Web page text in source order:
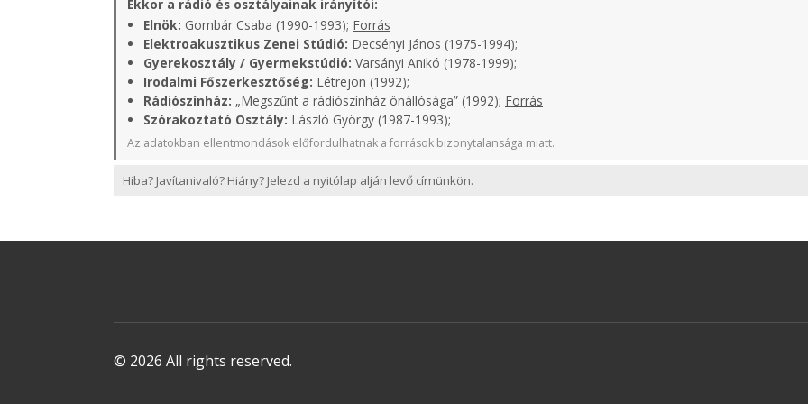
Ekkor a rádió és osztályainak irányítói:
Elnök: Gombár Csaba (1990-1993); Forrás
Elektroakusztikus Zenei Stúdió: Decsényi János (1975-1994);
Gyerekosztály / Gyermekstúdió: Varsányi Anikó (1978-1999);
Irodalmi Főszerkesztőség: Létrejön (1992);
Rádiószínház: „Megszűnt a rádiószínház önállósága” (1992); Forrás
Szórakoztató Osztály: László György (1987-1993);
Az adatokban ellentmondások előfordulhatnak a források bizonytalansága miatt.
Hiba? Javítanivaló? Hiány? Jelezd a nyitólap alján levő címünkön.
© 2026 All rights reserved.